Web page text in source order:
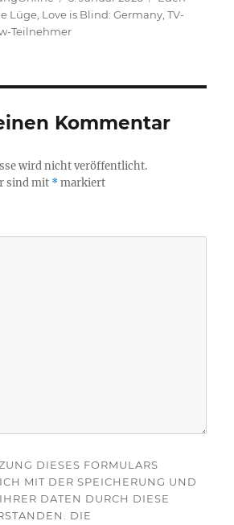
am
Lüge Love is Blind: Germany ,TV-
Teilnehmer
Kommentar
wird nicht veröffentlicht.
sind mit *markiert
DIESES FORMULARS
MIT DER SPEICHERUNG UND
DATEN DURCH DIESE
DIE